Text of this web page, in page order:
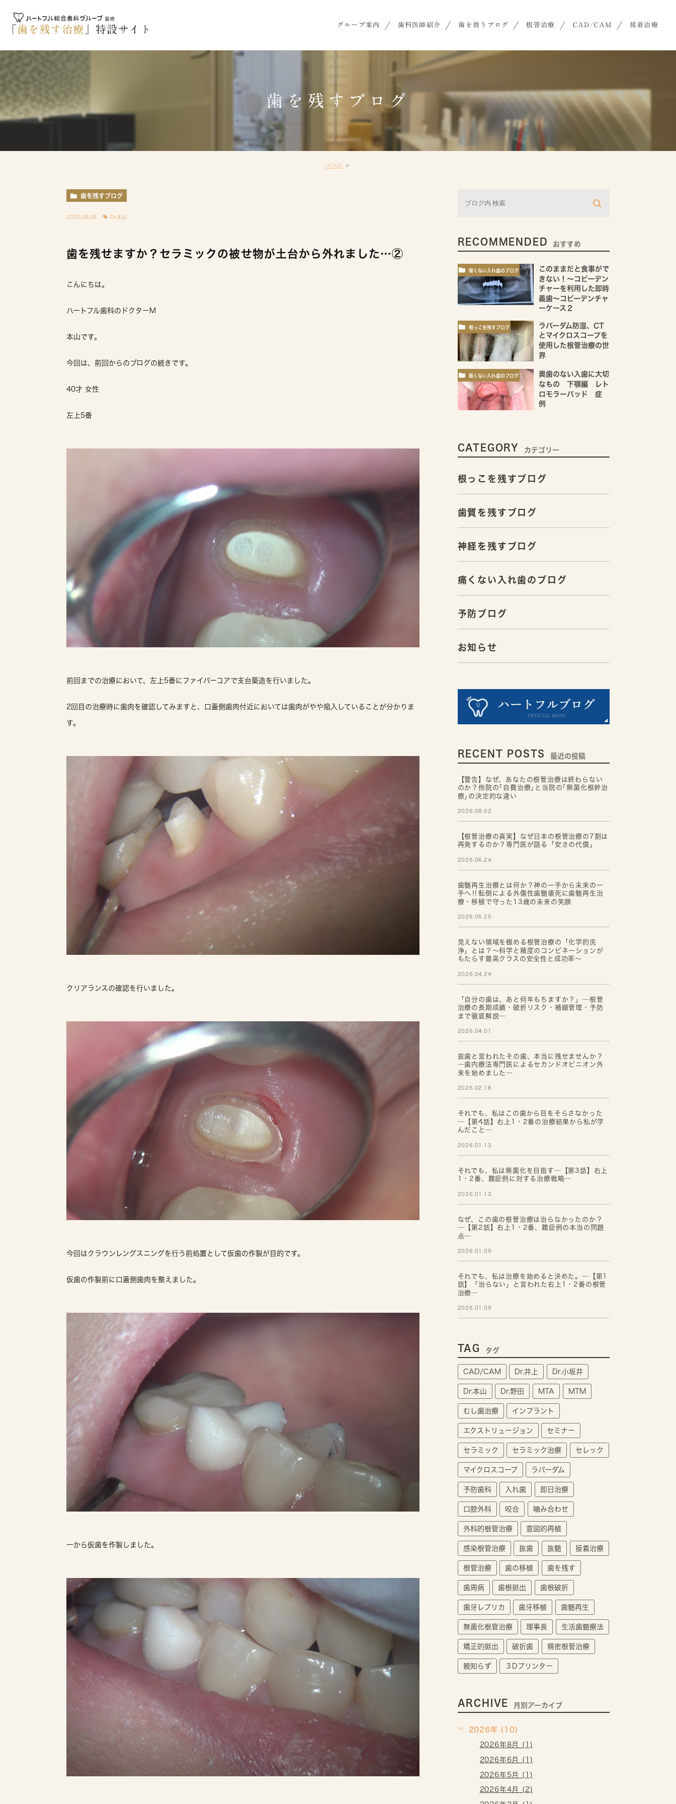
グループ案内 歯科医師紹介 歯を救うブログ 根管治療 CAD/CAM 接着治療
歯を残すブログ
HOME
歯を残すブログ
2022.08.08 Dr.本山
歯を残せますか？セラミックの被せ物が土台から外れました…②
こんにちは。
ハートフル歯科のドクターM
本山です。
今回は、前回からのブログの続きです。
40才 女性
左上5番
前回までの治療において、左上5番にファイバーコアで支台築造を行いました。
2回目の治療時に歯肉を確認してみますと、口蓋側歯肉付近においては歯肉がやや陥入していることが分かりま
す。
クリアランスの確認を行いました。
今回はクラウンレングスニングを行う前処置として仮歯の作製が目的です。
仮歯の作製前に口蓋側歯肉を整えました。
一から仮歯を作製しました。
RECOMMENDED おすすめ
痛くない入れ歯のブログ
このままだと食事がで
きない！～コピーデン
チャーを利用した即時
義歯～コピーデンチャ
ーケース２
根っこを残すブログ
ラバーダム防湿、CT
とマイクロスコープを
使用した根管治療の世
界
痛くない入れ歯のブログ
奥歯のない入歯に大切
なもの 下顎編 レト
ロモラーパッド 症
例
CATEGORY カテゴリー
根っこを残すブログ
歯質を残すブログ
神経を残すブログ
痛くない入れ歯のブログ
予防ブログ
お知らせ
RECENT POSTS 最近の投稿
【警告】なぜ、あなたの根管治療は終わらない
のか？他院の｢自費治療｣と当院の｢無菌化根幹治
療｣の決定的な違い
2026.08.02
【根管治療の真実】なぜ日本の根管治療の7割は
再発するのか？専門医が語る「安さの代償」
2026.06.24
歯髄再生治療とは何か？神の一手から未来の一
手へ‼転倒による外傷性歯髄壊死に歯髄再生治
療・移植で守った13歳の未来の笑顔
2026.05.25
見えない領域を極める根管治療の「化学的洗
浄」とは？～科学と精度のコンビネーションが
もたらす最高クラスの安全性と成功率～
2026.04.24
「自分の歯は、あと何年もちますか？」─根管
治療の長期成績・破折リスク・補綴管理・予防
まで徹底解説─
2026.04.01
抜歯と言われたその歯、本当に残せませんか？
―歯内療法専門医によるセカンドオピニオン外
来を始めました―
2026.02.18
それでも、私はこの歯から目をそらさなかった
─【第4話】右上1・2番の治療結果から私が学
んだこと─
2026.01.13
それでも、私は無菌化を目指す─【第3話】右上
1・2番、難症例に対する治療戦略─
2026.01.13
なぜ、この歯の根管治療は治らなかったのか？
─【第2話】右上1・2番、難症例の本当の問題
点─
2026.01.09
それでも、私は治療を始めると決めた。─【第1
話】「治らない」と言われた右上1・2番の根管
治療─
2026.01.09
TAG タグ
CAD/CAM Dr.井上 Dr.小坂井
Dr.本山 Dr.野田 MTA MTM
むし歯治療 インプラント
エクストリュージョン セミナー
セラミック セラミック治療 セレック
マイクロスコープ ラバーダム
予防歯科 入れ歯 即日治療
口腔外科 咬合 噛み合わせ
外科的根管治療 意図的再植
感染根管治療 抜歯 抜髄 接着治療
根管治療 歯の移植 歯を残す
歯周病 歯根挺出 歯根破折
歯牙レプリカ 歯牙移植 歯髄再生
無菌化根管治療 理事長 生活歯髄療法
矯正的挺出 破折歯 精密根管治療
親知らず ３Dプリンター
ARCHIVE 月別アーカイブ
2026年 (10)
2026年8月 (1)
2026年6月 (1)
2026年5月 (1)
2026年4月 (2)